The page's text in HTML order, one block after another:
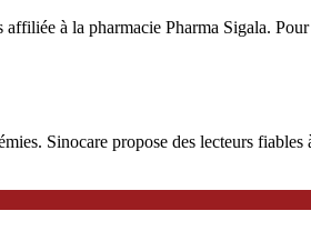
à la pharmacie Pharma Sigala.
Sinocare propose des lecteurs fiables